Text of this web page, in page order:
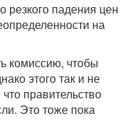
резкого падения цен
на
комиссию, чтобы
этого так и не
правительство
Это тоже пока